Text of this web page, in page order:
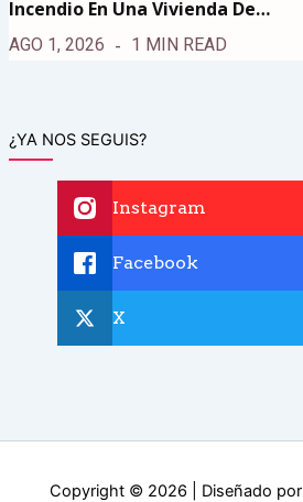
Incendio En Una Vivienda De…
AGO 1, 2026 1 MIN READ
¿YA NOS SEGUIS?
Instagram
Facebook
X
Copyright © 2026 | Diseñado por